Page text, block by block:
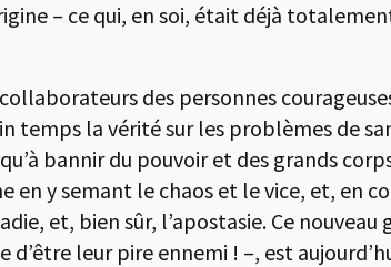
– ce qui, en soi, était déjà
des personnes
temps la vérité sur les problèmes de
bannir du pouvoir et des grands
en y semant le chaos et le vice, et, en
et, bien sûr, l’apostasie. Ce
d’être leur pire ennemi ! –, est